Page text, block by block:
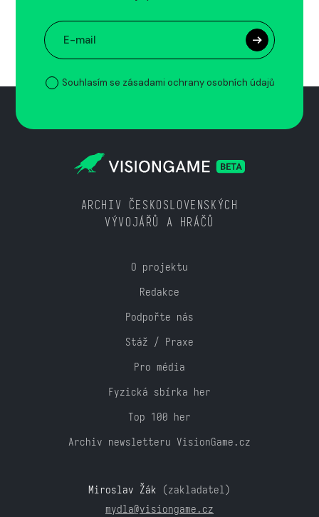
Souhlasím se zásadami ochrany osobních údajů
ARCHIV ČESKOSLOVENSKÝCH
VÝVOJÁŘŮ A HRÁČŮ
O projektu
Redakce
Podpořte nás
Stáž / Praxe
Pro média
Fyzická sbírka her
Top 100 her
Archiv newsletteru VisionGame.cz
Miroslav Žák (zakladatel)
mydla@visiongame.cz